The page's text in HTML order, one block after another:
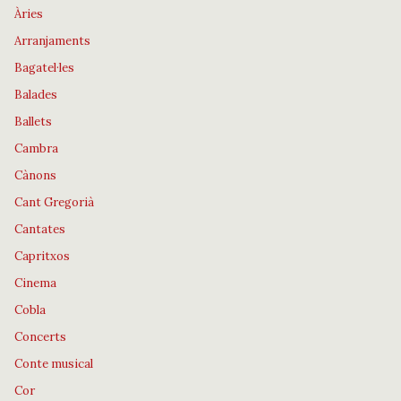
Àries
Arranjaments
Bagatel·les
Balades
Ballets
Cambra
Cànons
Cant Gregorià
Cantates
Capritxos
Cinema
Cobla
Concerts
Conte musical
Cor